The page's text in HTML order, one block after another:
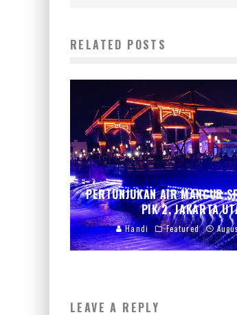
RELATED POSTS
PERTUNJUKAN AIR MANCUR
PIK 2, JAKARTA
Handi Featured
LEAVE A REPLY